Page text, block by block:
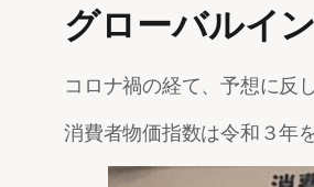
グローバルイ
コロナ禍の経て、予想に反
消費者物価指数は令和３年